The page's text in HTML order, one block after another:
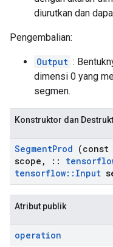
diurutkan dan
Pengembalian:
Output :
dimensi 0 yang
segmen.
Konstruktor dan
SegmentProd (const
scope , ::
tensorflow:: Input
Atribut publik
operation